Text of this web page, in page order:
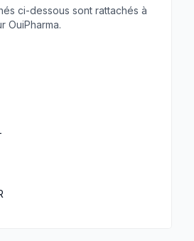
ci-dessous sont rattachés à
OuiPharma.